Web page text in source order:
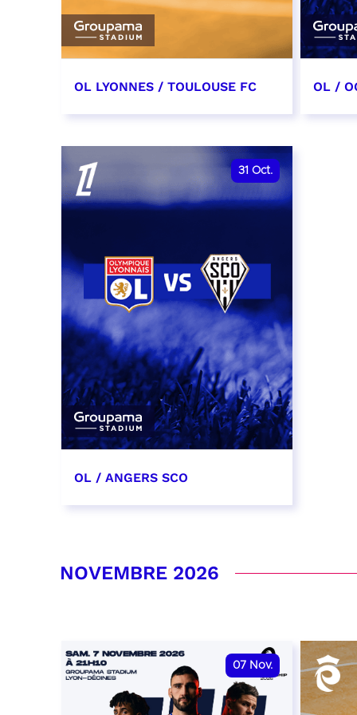
OL LYONNES / TOULOUSE FC
date et heure à confirmer
RÉSERVER
OL /
31 Oct.
OL / ANGERS SCO
RÉSERVER
NOVEMBRE 2026
07 Nov.